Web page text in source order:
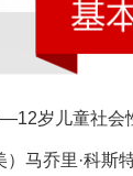
岁儿童社会
）马乔里·科